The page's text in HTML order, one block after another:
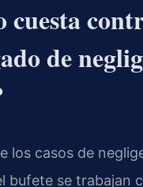
cuesta
de
los casos de
bufete se trabajan